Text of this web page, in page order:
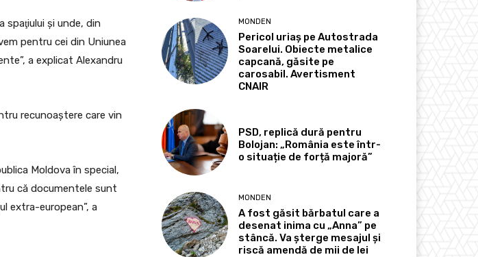
spaţiului şi unde, din
pentru cei din Uniunea
a explicat Alexandru
recunoaştere care vin
Moldova în special,
că documentele sunt
extra-european”, a
MONDEN
Pericol uriaș pe Autostrada
Soarelui. Obiecte metalice
capcană, găsite pe
carosabil. Avertisment
CNAIR
PSD, replică dură pentru
Bolojan: „România este într-
o situație de forță majoră”
MONDEN
A fost găsit bărbatul care a
desenat inima cu „Anna” pe
stâncă. Va șterge mesajul și
riscă amendă de mii de lei